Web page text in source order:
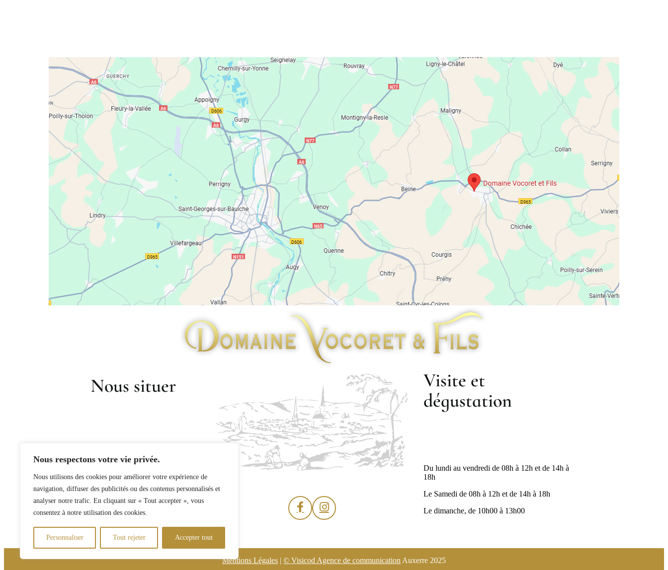
Nous respectons votre vie privée.
Nous utilisons des cookies pour améliorer votre expérience de
navigation, diffuser des publicités ou des contenus personnalisés et
analyser notre trafic. En cliquant sur « Tout accepter », vous
consentez à notre utilisation des cookies.
Personnaliser Tout rejeter Accepter tout
Nous situer
89800 CHABLIS
Téléphone : 03 86 42 12 53
Mail :
contact@domainevocoret.com
Visite et
dégustation
Du lundi au vendredi de 08h à 12h et de 14h à
18h
Le Samedi de 08h à 12h et de 14h à 18h
Le dimanche, de 10h00 à 13h00
Mentions Légales | © Visicod Agence de communication Auxerre 2025